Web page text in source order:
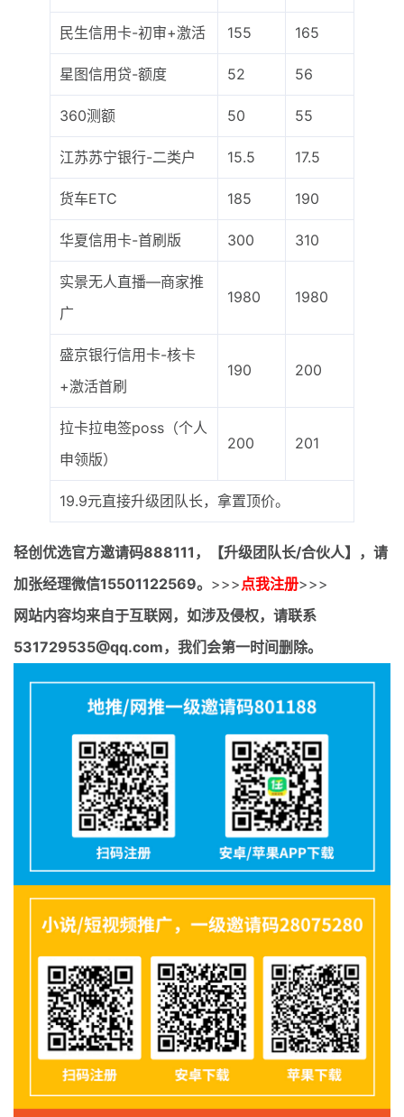
民生信用卡-初审+激活 155 165
星图信用贷-额度 52 56
360测额 50 55
江苏苏宁银行-二类户 15.5 17.5
货车ETC 185 190
华夏信用卡-首刷版 300 310
实景无人直播—商家推
广
1980 1980
盛京银行信用卡-核卡
+激活首刷
190 200
拉卡拉电签poss（个人
申领版）
200 201
19.9元直接升级团队长，拿置顶价。
轻创优选官方邀请码888111，【升级团队长/合伙人】，请
加张经理微信15501122569。 >>> 点我注册>>>
网站内容均来自于互联网，如涉及侵权，请联系
531729535@qq.com，我们会第一时间删除。